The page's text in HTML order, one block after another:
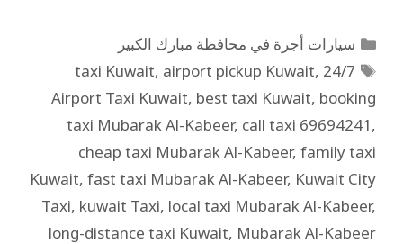
سيارات أجرة في محافظة مبارك الكبير
24/7 taxi Kuwait
, airport pickup Kuwait,
Airport Taxi Kuwait, best taxi Kuwait, booking
taxi Mubarak Al-Kabeer, call taxi 69694241,
cheap taxi Mubarak Al-Kabeer, family taxi
Kuwait, fast taxi Mubarak Al-Kabeer, Kuwait City
Taxi, kuwait Taxi, local taxi Mubarak Al-Kabeer,
long-distance taxi Kuwait, Mubarak Al-Kabeer